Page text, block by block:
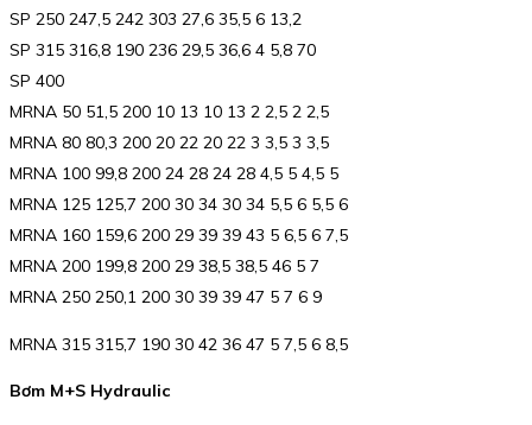
SP 250 247,5 242 303 27,6 35,5 6 13,2
SP 315 316,8 190 236 29,5 36,6 4 5,8 70
SP 400
MRNA 50 51,5 200 10 13 10 13 2 2,5 2 2,5
MRNA 80 80,3 200 20 22 20 22 3 3,5 3 3,5
MRNA 100 99,8 200 24 28 24 28 4,5 5 4,5 5
MRNA 125 125,7 200 30 34 30 34 5,5 6 5,5 6
MRNA 160 159,6 200 29 39 39 43 5 6,5 6 7,5
MRNA 200 199,8 200 29 38,5 38,5 46 5 7
MRNA 250 250,1 200 30 39 39 47 5 7 6 9
MRNA 315 315,7 190 30 42 36 47 5 7,5 6 8,5
Bơm M+S Hydraulic